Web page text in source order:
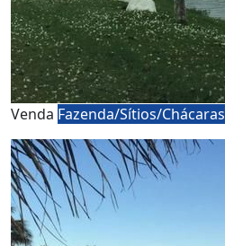
Venda Fazenda/Sítios/Chácaras